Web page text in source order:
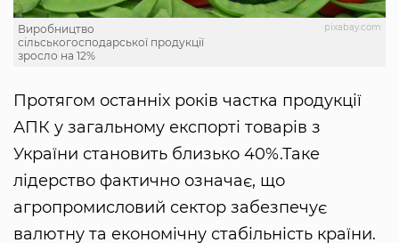
pixabay.com
Виробництво
сільськогосподарської продукції
зросло на 12%
Протягом останніх років частка продукції
АПК у загальному експорті товарів з
України становить близько 40%.Таке
лідерство фактично означає, що
агропромисловий сектор забезпечує
валютну та економічну стабільність країни.